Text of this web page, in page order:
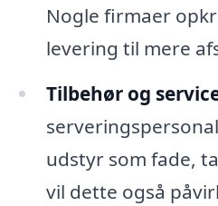
Nogle firmaer
levering til mere
Tilbehør og
udstyr som fade,
vil dette også